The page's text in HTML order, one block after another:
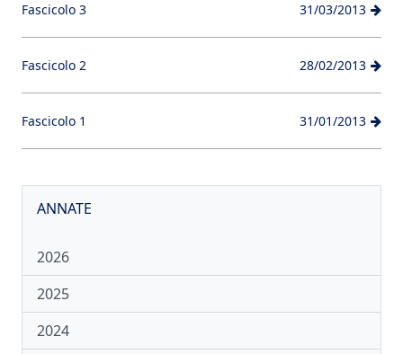
Fascicolo 3 31/03/2013
Fascicolo 2 28/02/2013
Fascicolo 1 31/01/2013
ANNATE
2026
2025
2024